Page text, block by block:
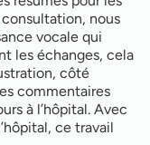
nous
vocale qui
les échanges, cela
côté
commentaires
à l’hôpital. Avec
ce travail